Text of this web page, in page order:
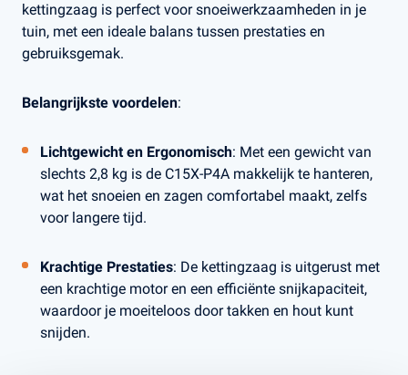
kettingzaag is perfect voor snoeiwerkzaamheden in je
tuin, met een ideale balans tussen prestaties en
gebruiksgemak.
Belangrijkste voordelen:
Lichtgewicht en Ergonomisch: Met een gewicht van
slechts 2,8 kg is de C15X-P4A makkelijk te hanteren,
wat het snoeien en zagen comfortabel maakt, zelfs
voor langere tijd.
Krachtige Prestaties: De kettingzaag is uitgerust met
een krachtige motor en een efficiënte snijkapaciteit,
waardoor je moeiteloos door takken en hout kunt
snijden.